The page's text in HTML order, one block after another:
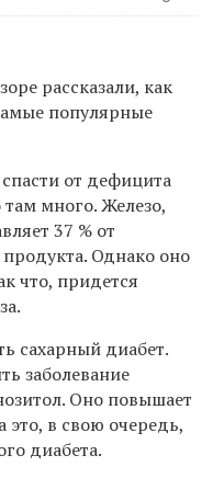
рассказали, как
популярные
от дефицита
там много. Железо,
37 % от
Однако оно
что, придется
сахарный диабет.
заболевание
Оно повышает
это, в свою очередь,
диабета.